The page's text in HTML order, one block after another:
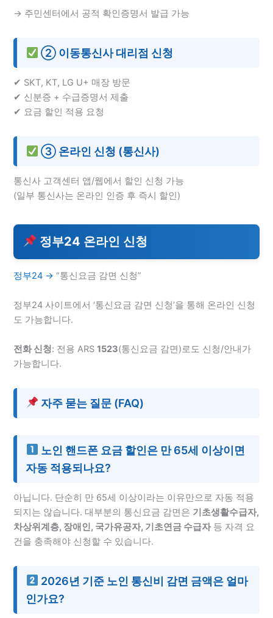
→ 주민센터에서 공적 확인증명서 발급 가능
② 이동통신사 대리점 신청
✔ SKT, KT, LG U+ 매장 방문
✔ 신분증 + 수급증명서 제출
✔ 요금 할인 적용 요청
③ 온라인 신청 (통신사)
통신사 고객센터 앱/웹에서 할인 신청 가능
(일부 통신사는 온라인 인증 후 즉시 할인)
정부24 온라인 신청
정부24 → “통신요금 감면 신청”
정부24 사이트에서 ‘통신요금 감면 신청’을 통해 온라인 신청
도 가능합니다.
전화 신청: 전용 ARS1523(통신요금 감면)로도 신청/안내가
가능합니다.
자주 묻는 질문 (FAQ)
노인 핸드폰 요금 할인은 만 65세 이상이면
자동 적용되나요?
아닙니다. 단순히 만 65세 이상이라는 이유만으로 자동 적용
되지는 않습니다. 대부분의 통신요금 감면은 기초생활수급자,
차상위계층, 장애인, 국가유공자, 기초연금 수급자등 자격 요
건을 충족해야 신청할 수 있습니다.
2026년 기준 노인 통신비 감면 금액은 얼마
인가요?